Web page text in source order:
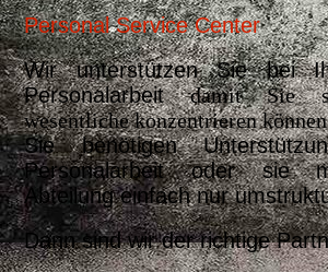
Personal Service Center
Wir unterstützen Sie bei
Personalarbeitdamit Sie
wesentliche konzentrieren
Sie benötigen
Personalarbeit oder sie
Abteilung einfach nur
Dann sind wir der richtige